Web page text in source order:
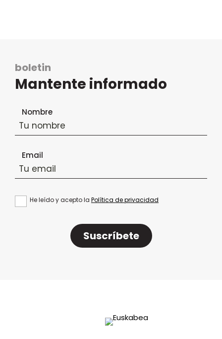
boletin
Mantente informado
Formulario de suscripción al boletín
Nombre
Email
He leído y acepto la Política de privacidad
Suscríbete